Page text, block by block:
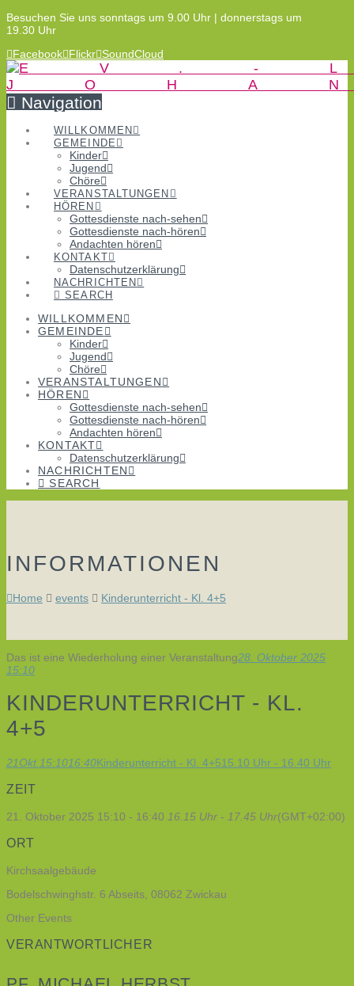
Besuchen Sie uns sonntags um 9.00 Uhr | donnerstags um
19.30 Uhr
Facebook Flickr SoundCloud
Navigation
WILLKOMMEN
GEMEINDE
Kinder
Jugend
Chöre
VERANSTALTUNGEN
HÖREN
Gottesdienste nach-sehen
Gottesdienste nach-hören
Andachten hören
KONTAKT
Datenschutzerklärung
NACHRICHTEN
SEARCH
WILLKOMMEN
GEMEINDE
Kinder
Jugend
Chöre
VERANSTALTUNGEN
HÖREN
Gottesdienste nach-sehen
Gottesdienste nach-hören
Andachten hören
KONTAKT
Datenschutzerklärung
NACHRICHTEN
SEARCH
INFORMATIONEN
Home events Kinderunterricht - Kl. 4+5
Das ist eine Wiederholung einer Veranstaltung28. Oktober 2025
15:10
KINDERUNTERRICHT - KL.
4+5
21Okt. 15:1016:40Kinderunterricht - Kl. 4+515.10 Uhr - 16.40 Uhr
ZEIT
21. Oktober 2025 15:10 - 16:40 16.15 Uhr - 17.45 Uhr(GMT+02:00)
ORT
Kirchsaalgebäude
Bodelschwinghstr. 6 Abseits, 08062 Zwickau
Other Events
VERANTWORTLICHER